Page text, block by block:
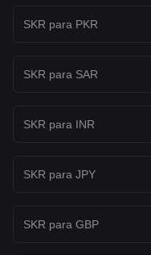
SKR para PKR
SKR para SAR
SKR para INR
SKR para JPY
SKR para GBP